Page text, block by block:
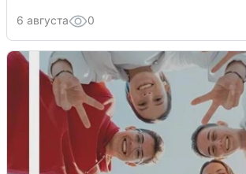
6 августа 0